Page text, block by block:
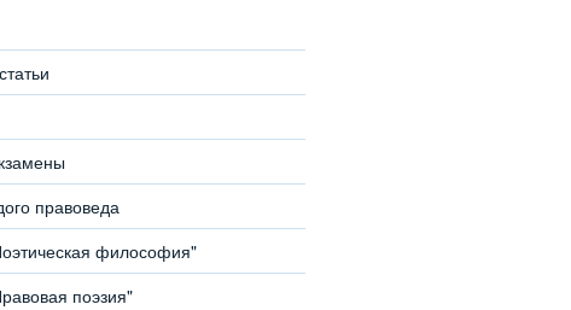
правоведа
философия"
поэзия"